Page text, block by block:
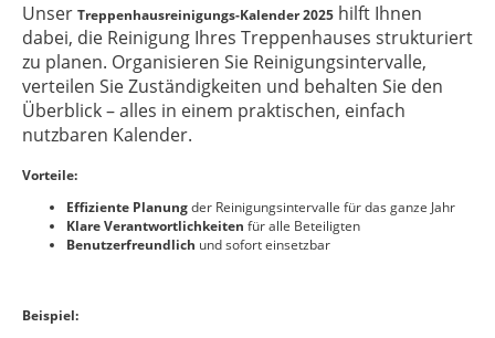
Unser Treppenhausreinigungs-Kalender 2025 hilft Ihnen
dabei, die Reinigung Ihres Treppenhauses strukturiert
zu planen. Organisieren Sie Reinigungsintervalle,
verteilen Sie Zuständigkeiten und behalten Sie den
Überblick – alles in einem praktischen, einfach
nutzbaren Kalender.
Vorteile:
Effiziente Planungder Reinigungsintervalle für das ganze Jahr
Klare Verantwortlichkeiten für alle Beteiligten
Benutzerfreundlich und sofort einsetzbar
Beispiel: